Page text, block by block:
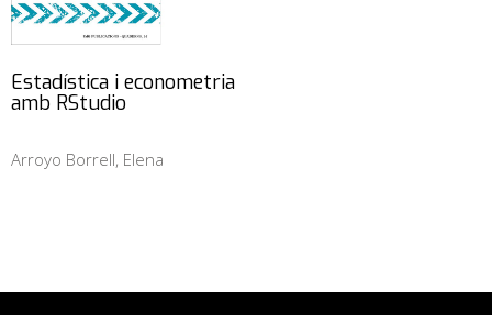
Estadística i econometria
amb RStudio
Arroyo Borrell, Elena